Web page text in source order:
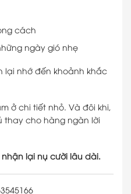
cách
ngày gió nhẹ
lại nhớ đến khoảnh khắc
ở chi tiết nhỏ. Và đôi khi,
thay cho hàng ngàn lời
nhận lại nụ cười lâu dài.